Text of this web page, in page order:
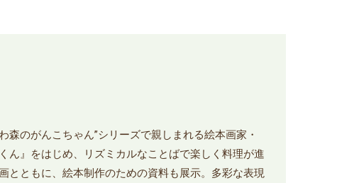
のがんこちゃん”シリーズで親しまれる絵本画家・
』をはじめ、リズミカルなことばで楽しく料理が進
とともに、絵本制作のための資料も展示。多彩な表現